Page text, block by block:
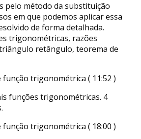
pelo método da substituição
em que podemos aplicar essa
de forma detalhada.
trigonométricas, razões
retângulo, teorema de
função trigonométrica ( 11:52 )
funções trigonométricas. 4
função trigonométrica ( 18:00 )